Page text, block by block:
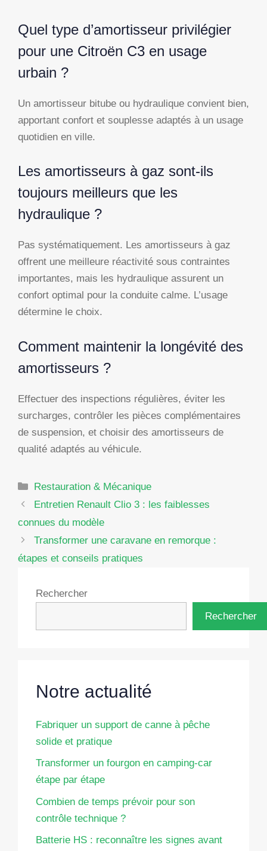
Quel type d’amortisseur privilégier
pour une Citroën C3 en usage
urbain ?
Un amortisseur bitube ou hydraulique convient bien,
apportant confort et souplesse adaptés à un usage
quotidien en ville.
Les amortisseurs à gaz sont-ils
toujours meilleurs que les
hydraulique ?
Pas systématiquement. Les amortisseurs à gaz
offrent une meilleure réactivité sous contraintes
importantes, mais les hydraulique assurent un
confort optimal pour la conduite calme. L’usage
détermine le choix.
Comment maintenir la longévité des
amortisseurs ?
Effectuer des inspections régulières, éviter les
surcharges, contrôler les pièces complémentaires
de suspension, et choisir des amortisseurs de
qualité adaptés au véhicule.
Catégories
Restauration & Mécanique
Entretien Renault Clio 3 : les faiblesses
connues du modèle
Transformer une caravane en remorque :
étapes et conseils pratiques
Rechercher
Rechercher
Notre actualité
Fabriquer un support de canne à pêche
solide et pratique
Transformer un fourgon en camping-car
étape par étape
Combien de temps prévoir pour son
contrôle technique ?
Batterie HS : reconnaître les signes avant